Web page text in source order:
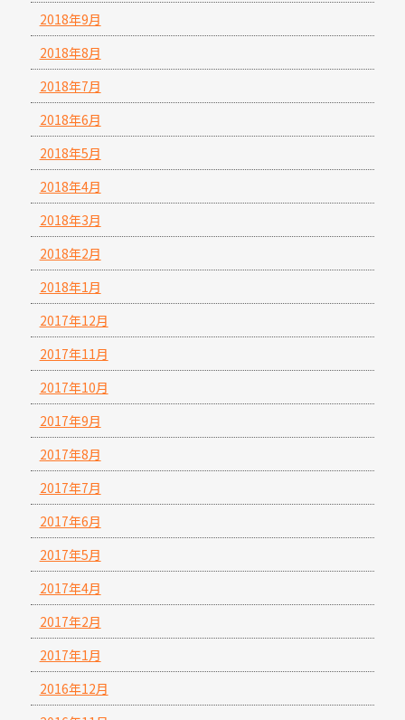
2018年9月
2018年8月
2018年7月
2018年6月
2018年5月
2018年4月
2018年3月
2018年2月
2018年1月
2017年12月
2017年11月
2017年10月
2017年9月
2017年8月
2017年7月
2017年6月
2017年5月
2017年4月
2017年2月
2017年1月
2016年12月